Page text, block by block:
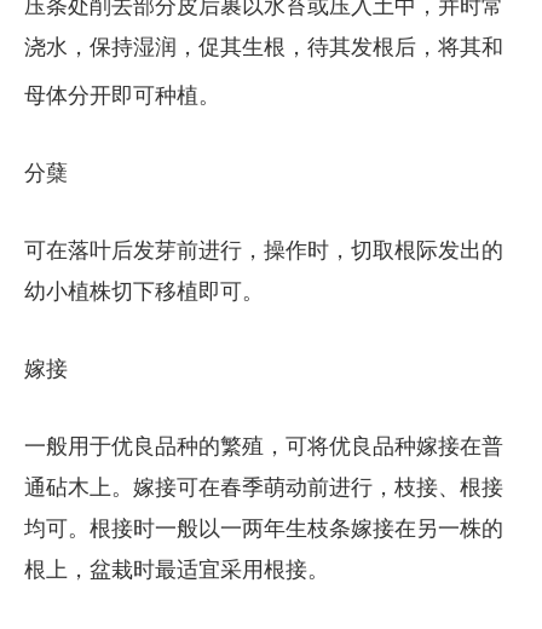
压条处削去部分皮后裹以水苔或压入土中，并时常
浇水，保持湿润，促其生根，待其发根后，将其和
母体分开即可种植。
分蘖
可在落叶后发芽前进行，操作时，切取根际发出的
幼小植株切下移植即可。
嫁接
一般用于优良品种的繁殖，可将优良品种嫁接在普
通砧木上。嫁接可在春季萌动前进行，枝接、根接
均可。根接时一般以一两年生枝条嫁接在另一株的
根上，盆栽时最适宜采用根接。